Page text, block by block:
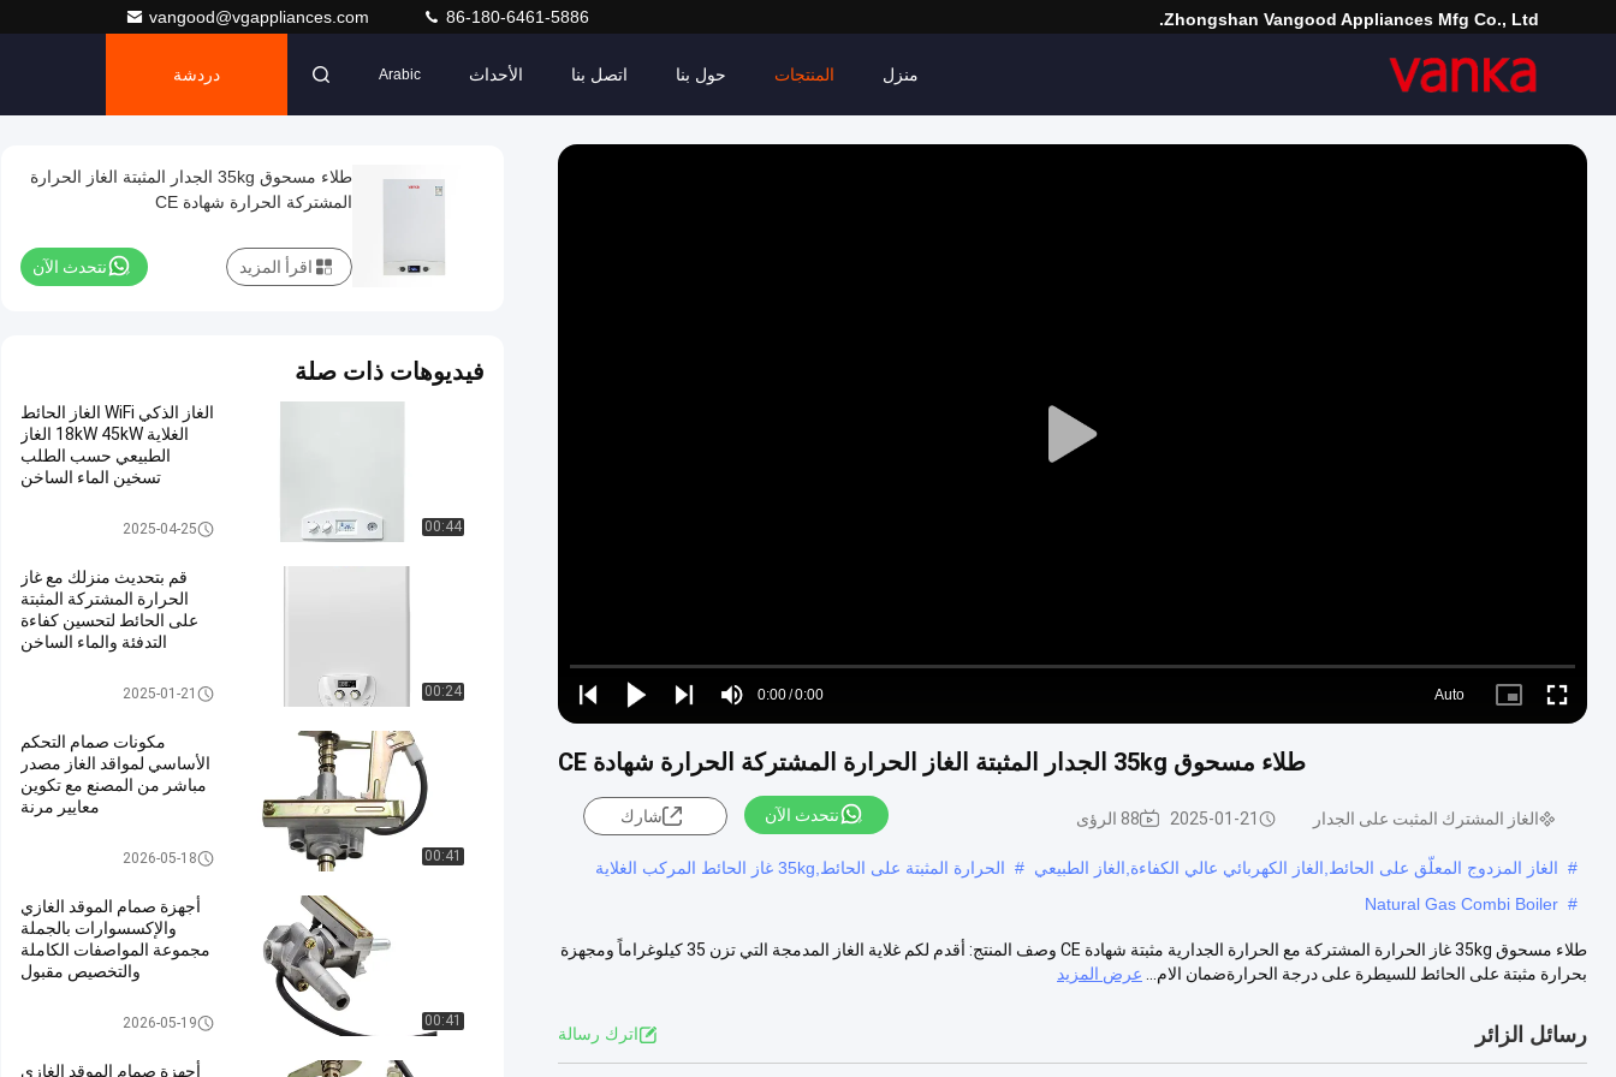
Zhongshan Vangood Appliances Mfg Co., Ltd.
vangood@vgappliances.com 86-180-6461-5886
منزل المنتجات حول بنا اتصل بنا الأحداث Arabic دردشة
Play
Play
Play
Play
Mute
Time
0:00/0:00
Loaded:
0%
Auto
Picture- Fullscreen
طلاء مسحوق 35kg الجدار المثبتة الغاز الحرارة المشتركة الحرارة شهادة CE
الغاز المشترك المثبت على الجدار 2025-01-21 88 الرؤى نتحدث الآن شارك
# الغاز المزدوج المعلّق على الحائط,الغاز الكهربائي عالي الكفاءة,الغاز الطبيعي # الحرارة المثبتة على الحائط,35kg غاز الحائط المركب الغلاية
#
Natural Gas Combi Boiler
طلاء مسحوق 35kg غاز الحرارة المشتركة مع الحرارة الجدارية مثبتة شهادة CE وصف المنتج: أقدم لكم غلاية الغاز المدمجة التي تزن 35 كيلوغراماً ومجهزة
بحرارة مثبتة على الحائط للسيطرة على درجة الحرارةضمان الام...
عرض المزيد
رسائل الزائر اترك رسالة
طلاء مسحوق 35kg الجدار المثبتة الغاز الحرارة
المشتركة الحرارة شهادة CE
نتحدث الآن اقرأ المزيد
فيديوهات ذات صلة
00:44
الغاز الذكي WiFi الغاز الحائط
الغلاية 18kW 45kW الغاز
الطبيعي حسب الطلب
تسخين الماء الساخن
الغاز المشترك المثبت على الجدار
2025-04-25
00:24
قم بتحديث منزلك مع غاز
الحرارة المشتركة المثبتة
على الحائط لتحسين كفاءة
التدفئة والماء الساخن
الغاز المشترك المثبت على الجدار
2025-01-21
00:41
مكونات صمام التحكم
الأساسي لمواقد الغاز مصدر
مباشر من المصنع مع تكوين
معايير مرنة
ملحقات موقد الغاز2026-05-18
00:41
أجهزة صمام الموقد الغازي
والإكسسوارات بالجملة
مجموعة المواصفات الكاملة
والتخصيص مقبول
ملحقات موقد الغاز2026-05-19
أجهزة صمام الموقد الغازي